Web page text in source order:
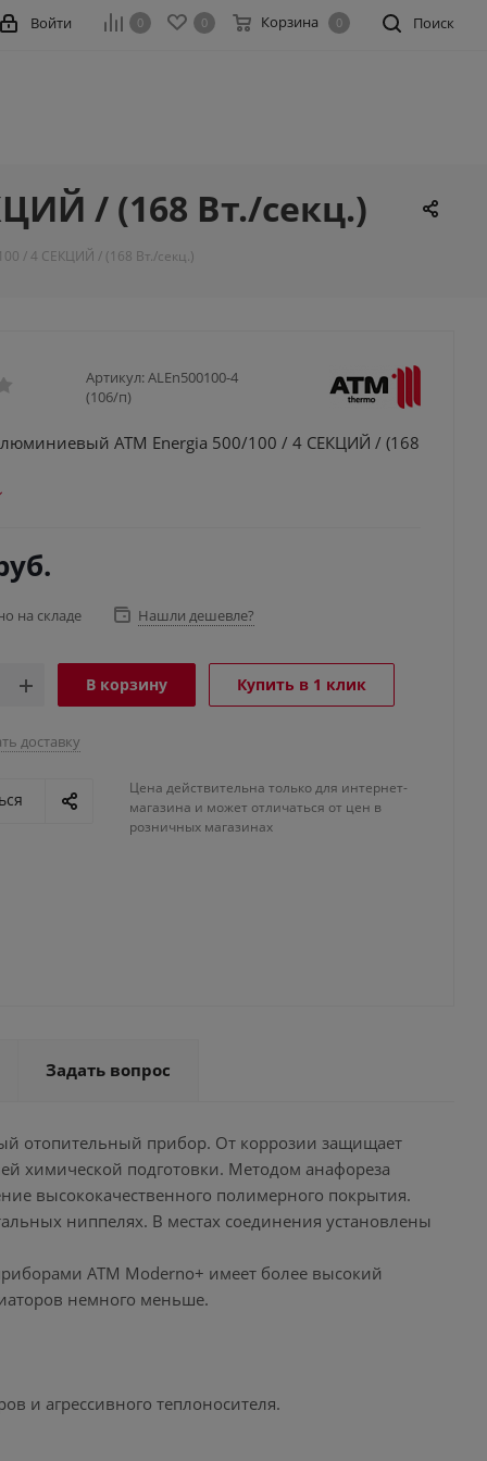
Поиск
0 0 Корзина 0
Войти
/ (168 Вт./секц.)
/ 4 СЕКЦИЙ / (168 Вт./секц.)
Артикул:ALEn500100-4
(106/п)
ATM Energia 500/100 / 4 СЕКЦИЙ / (168
на складе Нашли дешевле?
В корзину Купить в 1 клик
доставку
Цена действительна только для интернет-
магазина и может отличаться от цен в
розничных магазинах
Задать вопрос
отопительный прибор. От коррозии защищает
химической подготовки. Методом анафореза
высококачественного полимерного покрытия.
ниппелях. В местах соединения установлены
ATM Moderno+ имеет более высокий
немного меньше.
и агрессивного теплоносителя.